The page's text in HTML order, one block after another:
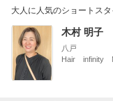
大人に人気のショートス
木村 明子
八戸
Hair infinity